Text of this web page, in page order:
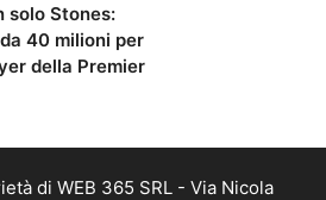
solo Stones:
40 milioni per
della Premier
di WEB 365 SRL - Via Nicola